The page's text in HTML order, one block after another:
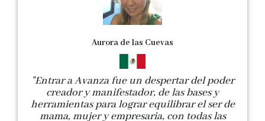
Aurora de las Cuevas
"Entrar a Avanza fue un despertar del poder
creador y manifestador, de las bases y
herramientas para lograr equilibrar el ser de
mama, mujer y empresaria, con todas las